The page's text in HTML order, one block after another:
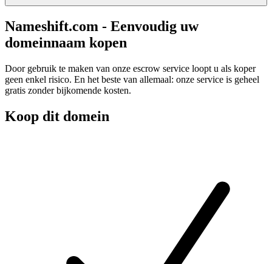
Nameshift.com - Eenvoudig uw
domeinnaam kopen
Door gebruik te maken van onze escrow service loopt u als koper
geen enkel risico. En het beste van allemaal: onze service is geheel
gratis zonder bijkomende kosten.
Koop dit domein